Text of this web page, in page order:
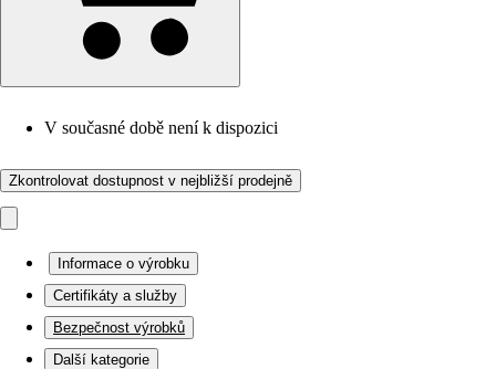
V současné době není k dispozici
Zkontrolovat dostupnost v nejbližší prodejně
Informace o výrobku
Certifikáty a služby
Bezpečnost výrobků
Další kategorie